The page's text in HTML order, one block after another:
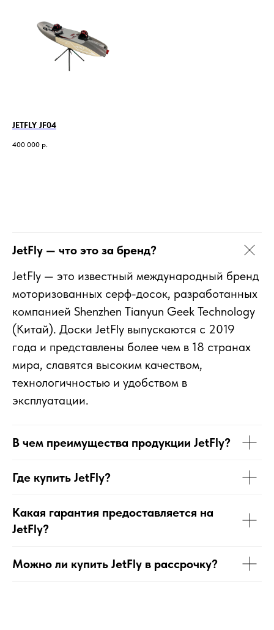
JETFLY JF04
400 000 р.
JetFly — что это за бренд?
JetFly — это известный международный бренд
моторизованных серф-досок, разработанных
компанией Shenzhen Tianyun Geek Technology
(Китай). Доски JetFly выпускаются с 2019
года и представлены более чем в 18 странах
мира, славятся высоким качеством,
технологичностью и удобством в
эксплуатации.
В чем преимущества продукции JetFly?
Где купить JetFly?
Какая гарантия предоставляется на
JetFly?
Можно ли купить JetFly в рассрочку?